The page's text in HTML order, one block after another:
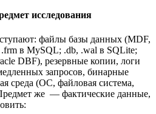
исследования
файлы базы данных (MDF,
в MySQL; .db, .wal в SQLite;
DBF), резервные копии, логи
запросов, бинарные
среда (ОС, файловая система,
же — фактические данные,